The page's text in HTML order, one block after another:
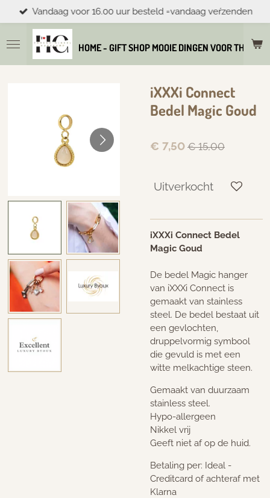
direct
naar
de
hoofdinhoud
HOME - GIFT SHOP MOOIE DINGEN VOOR THUIS
Vandaag voor 16.00 uur besteld =vandaag veŕzenden
iXXXi Connect
Bedel Magic Goud
€ 7,50 € 15,00
Uitverkocht
iXXXi Connect Bedel
Magic Goud
De bedel Magic hanger
van iXXXi Connect is
gemaakt van stainless
steel. De bedel bestaat uit
een gevlochten,
druppelvormig symbool
die gevuld is met een
witte melkachtige steen.
Gemaakt van duurzaam
stainless steel.
Hypo-allergeen
Nikkel vrij
Geeft niet af op de huid.
Betaling per: Ideal -
Creditcard of achteraf met
Klarna